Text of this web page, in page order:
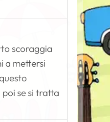
scoraggia
a mettersi
se si tratta